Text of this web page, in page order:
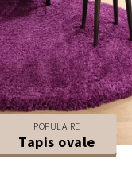
POPULAIRE
Tapis ovale